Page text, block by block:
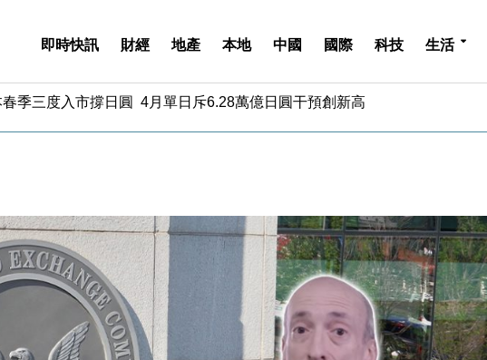
即時快訊 財經 地產 本地 中國 國際 科技 生活
月美元計價出口增近24%勝預期 貿易順差達1125億美元
季三度入市撐日圓 4月單日斥6.28萬億日圓干預創新高
赴洛杉磯高球場活動前 男子攜槍彈被捕
7月PMI回落至51 企業擴張放慢兼縮減人手
傳再籌逾360億美元 支援Anthropic租用Google晶片
部擬擴大金屬關稅範圍 14類產品或加徵25%
月美元計價出口增近24%勝預期 貿易順差達1125億美元
季三度入市撐日圓 4月單日斥6.28萬億日圓干預創新高
料美伊戰事快結束 承認部分彈藥庫存緊張